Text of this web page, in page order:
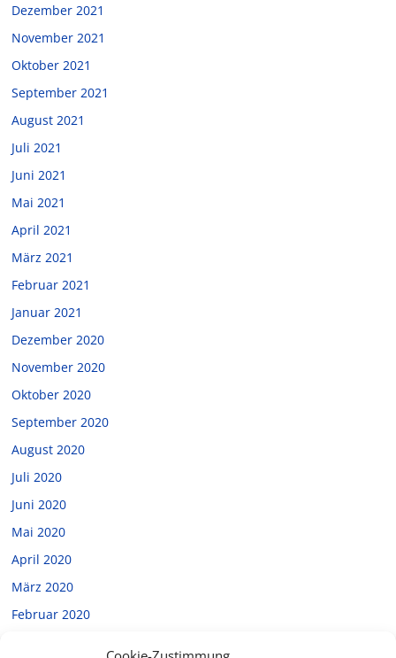
Dezember 2021
November 2021
Oktober 2021
September 2021
August 2021
Juli 2021
Juni 2021
Mai 2021
April 2021
März 2021
Februar 2021
Januar 2021
Dezember 2020
November 2020
Oktober 2020
September 2020
August 2020
Juli 2020
Juni 2020
Mai 2020
April 2020
März 2020
Februar 2020